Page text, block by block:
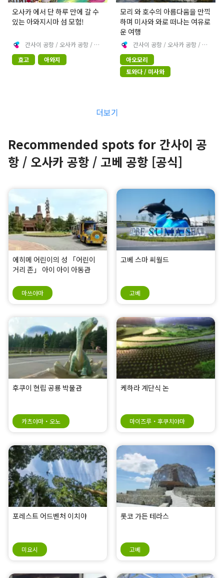
오사카 에서 단 하루 만에 갈 수
있는 아와지시마 섬 모험!
간사이 공항 / 오사카 공항 / 고
베 공항 [공식]
효고
아와지
모리 와 호수의 아름다움을 만끽
하며 미사와 와로 떠나는 여유로
운 여행
간사이 공항 / 오사카 공항 / 고
베 공항 [공식]
아오모리
토와다 / 미사와
더보기
Recommended spots for 간사이 공
항 / 오사카 공항 / 고베 공항 [공식]
에히메 어린이의 성 「어린이
거리 존」 아이 아이 아동관
마쓰야마
고베 스마 씨월드
고베
후쿠이 현립 공룡 박물관
카츠야마・오노
케하라 계단식 논
마이즈루・후쿠치야마
포레스트 어드벤처 이치야
미요시
롯코 가든 테라스
고베